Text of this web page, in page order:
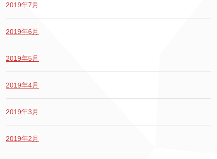
2019年7月
2019年6月
2019年5月
2019年4月
2019年3月
2019年2月